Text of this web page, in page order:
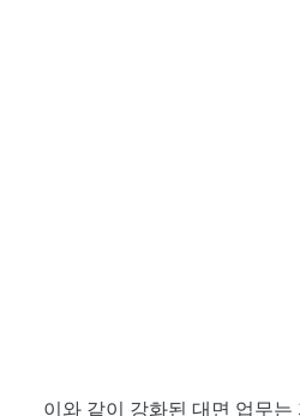
이와 같이 강화된 대면 업무